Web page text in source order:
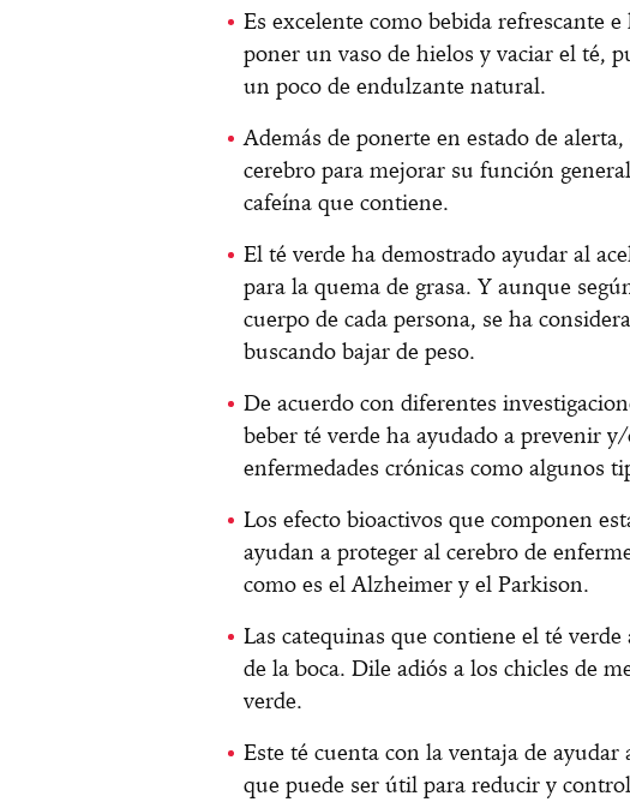
Es excelente como bebida refrescante
poner un vaso de hielos y vaciar el té,
un poco de endulzante natural.
Además de ponerte en estado de alerta,
cerebro para mejorar su función
cafeína que contiene.
El té verde ha demostrado ayudar al
para la quema de grasa. Y aunque
cuerpo de cada persona, se ha
buscando bajar de peso.
De acuerdo con diferentes
beber té verde ha ayudado a prevenir
enfermedades crónicas como algunos
Los efecto bioactivos que componen
ayudan a proteger al cerebro de
como es el Alzheimer y el Parkison.
Las catequinas que contiene el té
de la boca. Dile adiós a los chicles de
verde.
Este té cuenta con la ventaja de ayudar
que puede ser útil para reducir y